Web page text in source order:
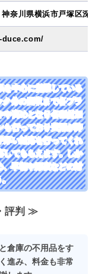
奈川県横浜市戸塚区深谷
duce.com/
を中心に営業している
ク分の回収まで各プラ
高めとなり各種付加
も行っており費用が抑
厚い対応を行ってくれ
してもらえます。しか
、早朝や深夜などの対
。
評判 ≫
倉庫の不用品をす
進み、料金も非常